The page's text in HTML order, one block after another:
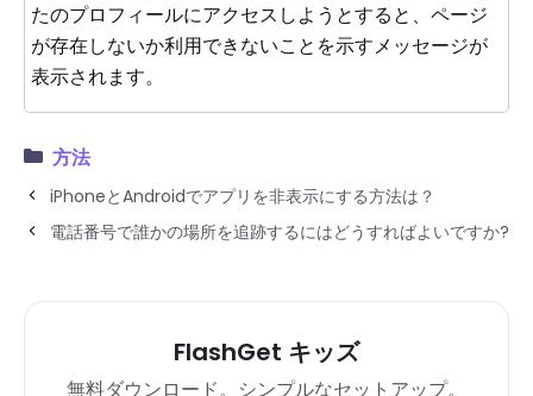
たのプロフィールにアクセスしようとすると、ページ
が存在しないか利用できないことを示すメッセージが
表示されます。
方法
iPhoneとAndroidでアプリを非表示にする方法は？
電話番号で誰かの場所を追跡するにはどうすればよいですか?
FlashGet キッズ
無料ダウンロード。シンプルなセットアップ。